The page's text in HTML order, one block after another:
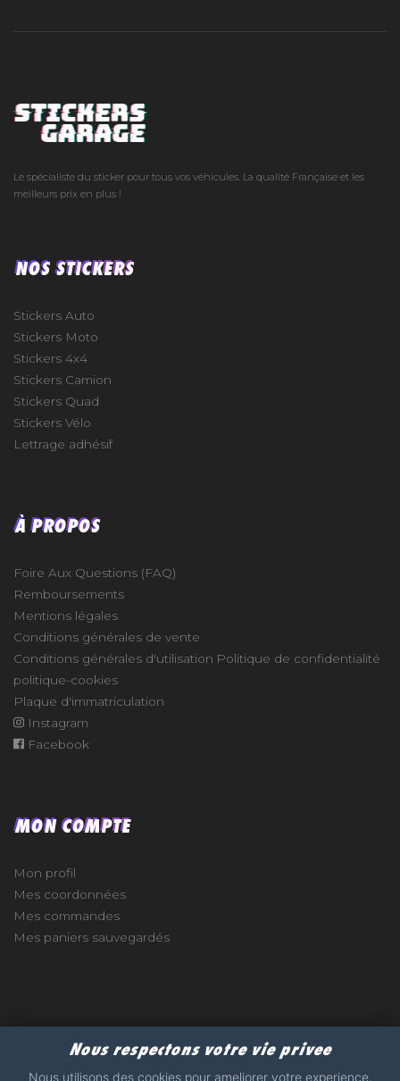
Le spécialiste du sticker pour tous vos véhicules. La qualité Française et les
meilleurs prix en plus !
NOS STICKERS
Stickers Auto
Stickers Moto
Stickers 4x4
Stickers Camion
Stickers Quad
Stickers Vélo
Lettrage adhésif
À PROPOS
Foire Aux Questions (FAQ)
Remboursements
Mentions légales
Conditions générales de vente
Conditions générales d'utilisation Politique de confidentialité
politique-cookies
Plaque d'immatriculation
Instagram
Facebook
MON COMPTE
Mon profil
Mes coordonnées
Mes commandes
Mes paniers sauvegardés
Nous respectons votre vie privee
Nous utilisons des cookies pour ameliorer votre experience,